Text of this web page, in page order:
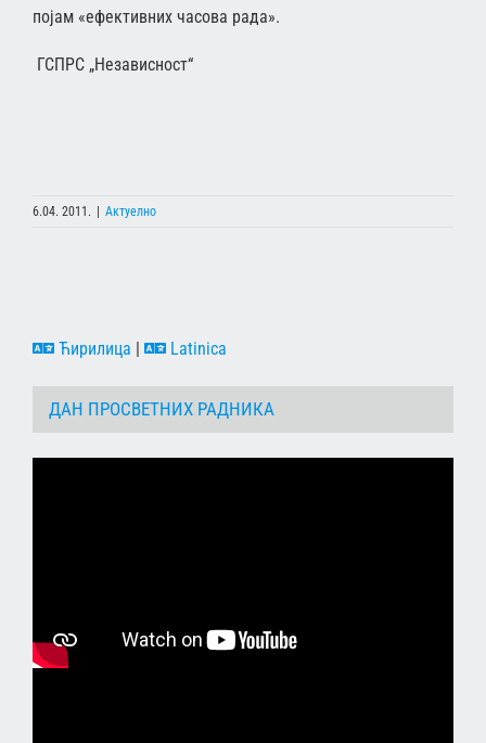
појам «ефективних часова рада».
ГСПРС „Независност“
6.04. 2011. | Актуелно
Ћирилица | Latinica
ДАН ПРОСВЕТНИХ РАДНИКА